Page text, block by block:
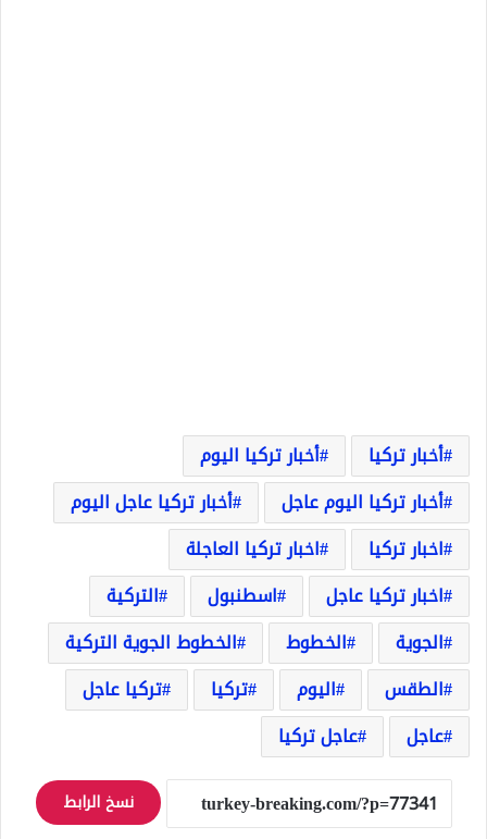
أخبار تركيا
أخبار تركيا اليوم
أخبار تركيا اليوم عاجل
أخبار تركيا عاجل اليوم
اخبار تركيا
اخبار تركيا العاجلة
اخبار تركيا عاجل
اسطنبول
التركية
الجوية
الخطوط
الخطوط الجوية التركية
الطقس
اليوم تركيا
تركيا عاجل
عاجل
عاجل تركيا
نسخ الرابط